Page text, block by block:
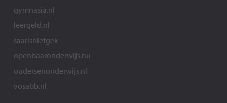
gymnasia.nl
leergeld.nl
saarisnietgek
openbaaronderwijs.nu
oudersenonderwijs.nl
vosabb.nl